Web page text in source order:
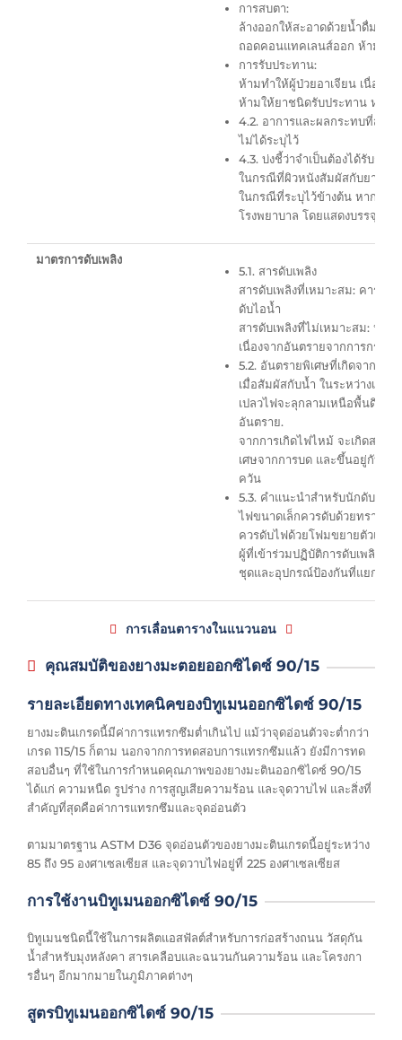
การสบตา:
ล้างออกให้สะอาดด้วยน้ำดื่มที่ไ
ถอดคอนแทคเลนส์ออก ห้ามเช็
การรับประทาน:
ห้ามทำให้ผู้ป่วยอาเจียน เนื่องจ
ห้ามให้ยาชนิดรับประทาน หาก
4.2. อาการและผลกระทบที่สำคั
ไม่ได้ระบุไว้
4.3. บ่งชี้ว่าจำเป็นต้องได้รับการ
ในกรณีที่ผิวหนังสัมผัสกับยางมะ
ในกรณีที่ระบุไว้ข้างต้น หากอา
โรงพยาบาล โดยแสดงบรรจุภั
มาตรการดับเพลิง
5.1. สารดับเพลิง
สารดับเพลิงที่เหมาะสม: คาร์บ
ดับไอน้ำ
สารดับเพลิงที่ไม่เหมาะสม: ห้า
เนื่องจากอันตรายจากการกระ
5.2. อันตรายพิเศษที่เกิดจากสา
เมื่อสัมผัสกับน้ำ ในระหว่างเกิด
เปลวไฟจะลุกลามเหนือพื้นดินใ
อันตราย.
จากการเกิดไฟไหม้ จะเกิดสาร
เศษจากการบด และขึ้นอยู่กับอ
ควัน
5.3. คำแนะนำสำหรับนักดับเพลิง
ไฟขนาดเล็กควรดับด้วยทราย เ
ควรดับไฟด้วยโฟมขยายตัวและ
ผู้ที่เข้าร่วมปฏิบัติการดับเพลิงค
ชุดและอุปกรณ์ป้องกันที่แยกทาง
การเลื่อนตารางในแนวนอน
คุณสมบัติของยางมะตอยออกซิไดซ์ 90/15
รายละเอียดทางเทคนิคของบิทูเมนออกซิไดซ์ 90/15
ยางมะตินเกรดนี้มีค่าการแทรกซึมต่ำเกินไป แม้ว่าจุดอ่อนตัวจะต่ำกว่า
เกรด 115/15 ก็ตาม นอกจากการทดสอบการแทรกซึมแล้ว ยังมีการทด
สอบอื่นๆ ที่ใช้ในการกำหนดคุณภาพของยางมะตินออกซิไดซ์ 90/15
ได้แก่ ความหนืด รูปร่าง การสูญเสียความร้อน และจุดวาบไฟ และสิ่งที่
สำคัญที่สุดคือค่าการแทรกซึมและจุดอ่อนตัว
ตามมาตรฐาน ASTM D36 จุดอ่อนตัวของยางมะตินเกรดนี้อยู่ระหว่าง
85 ถึง 95 องศาเซลเซียส และจุดวาบไฟอยู่ที่ 225 องศาเซลเซียส
การใช้งานบิทูเมนออกซิไดซ์ 90/15
บิทูเมนชนิดนี้ใช้ในการผลิตแอสฟัลต์สำหรับการก่อสร้างถนน วัสดุกัน
น้ำสำหรับมุงหลังคา สารเคลือบและฉนวนกันความร้อน และโครงกา
รอื่นๆ อีกมากมายในภูมิภาคต่างๆ
สูตรบิทูเมนออกซิไดซ์ 90/15